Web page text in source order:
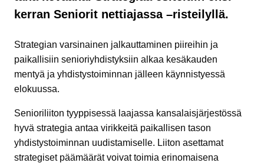
kerran Seniorit nettiajassa –risteilyllä.
Strategian varsinainen jalkauttaminen piireihin ja
paikallisiin senioriyhdistyksiin alkaa kesäkauden
mentyä ja yhdistystoiminnan jälleen käynnistyessä
elokuussa.
Senioriliiton tyyppisessä laajassa kansalaisjärjestössä
hyvä strategia antaa virikkeitä paikallisen tason
yhdistystoiminnan uudistamiselle. Liiton asettamat
strategiset päämäärät voivat toimia erinomaisena